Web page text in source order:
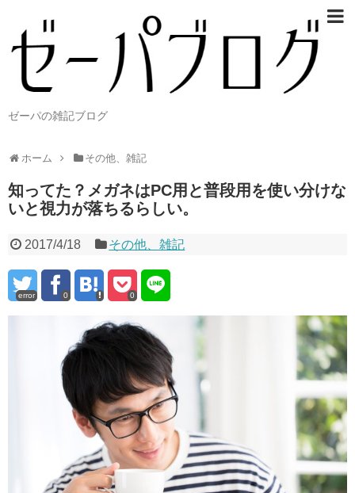
ゼーパの雑記ブログ
ホーム その他、雑記
知ってた？メガネはPC用と普段用を使い分けな
いと視力が落ちるらしい。
2017/4/18 その他、雑記
error 0 0